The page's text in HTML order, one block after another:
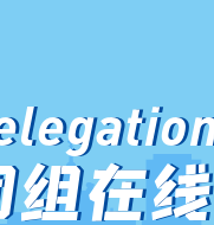
组在